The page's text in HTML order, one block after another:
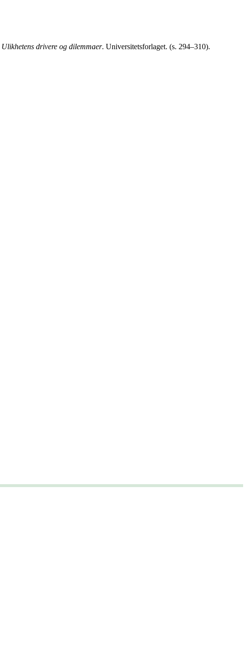
Ulikhetens drivere og dilemmaer. Universitetsforlaget. (s. 294–310).